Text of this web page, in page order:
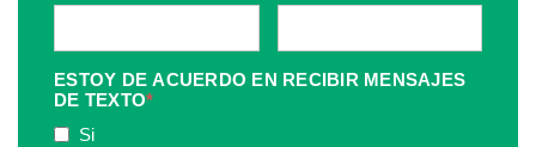
ESTOY DE ACUERDO EN RECIBIR MENSAJES
DE TEXTO*
Si